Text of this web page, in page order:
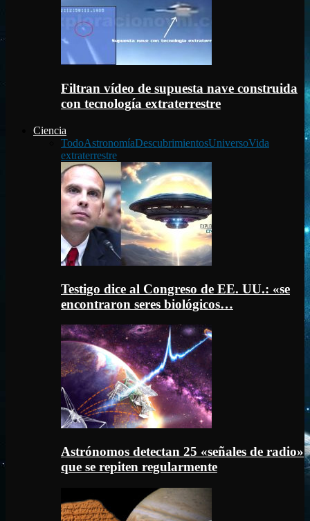
Filtran vídeo de supuesta nave construida
con tecnología extraterrestre
Ciencia
TodoAstronomíaDescubrimientosUniversoVida
extraterrestre
Testigo dice al Congreso de EE. UU.: «se
encontraron seres biológicos…
Astrónomos detectan 25 «señales de radio»
que se repiten regularmente